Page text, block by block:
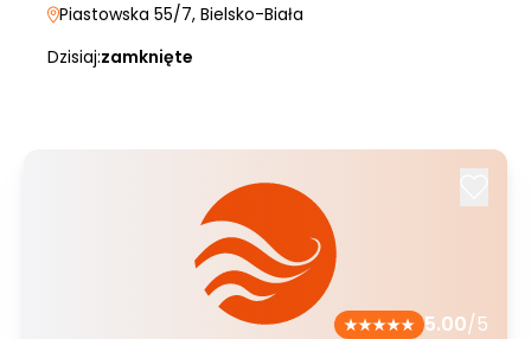
Piastowska 55/7, Bielsko-Biała
Dzisiaj:zamknięte
5.00/5